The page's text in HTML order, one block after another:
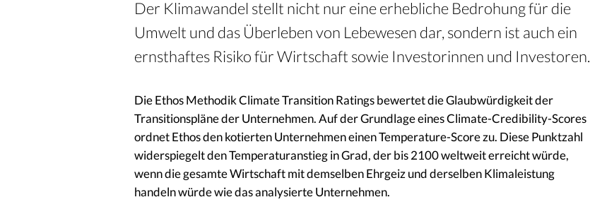
Der Klimawandel stellt nicht nur eine erhebliche Bedrohung für die
Umwelt und das Überleben von Lebewesen dar, sondern ist auch ein
ernsthaftes Risiko für Wirtschaft sowie Investorinnen und Investoren.
Die Ethos Methodik Climate Transition Ratings bewertet die Glaubwürdigkeit der
Transitionspläne der Unternehmen. Auf der Grundlage eines Climate-Credibility-Scores
ordnet Ethos den kotierten Unternehmen einen Temperature-Score zu. Diese Punktzahl
widerspiegelt den Temperaturanstieg in Grad, der bis 2100 weltweit erreicht würde,
wenn die gesamte Wirtschaft mit demselben Ehrgeiz und derselben Klimaleistung
handeln würde wie das analysierte Unternehmen.